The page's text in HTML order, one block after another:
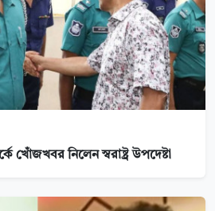
খোঁজখবর নিলেন স্বরাষ্ট্র উপদেষ্টা